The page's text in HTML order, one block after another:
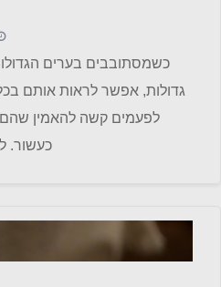
כשמסתובבים בערים
גדולות, אפשר לראות אותם
לפעמים קשה להאמין שהם
כעשור.